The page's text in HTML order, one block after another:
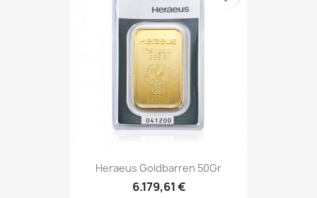
Heraeus Goldbarren 50Gr
6.179,61 €